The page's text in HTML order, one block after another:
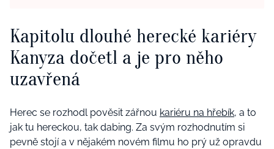
Kapitolu dlouhé herecké kariéry
Kanyza dočetl a je pro něho
uzavřená
Herec se rozhodl pověsit zářnou kariéru na hřebík, a to
jak tu hereckou, tak dabing. Za svým rozhodnutím si
pevně stojí a v nějakém novém filmu ho prý už opravdu